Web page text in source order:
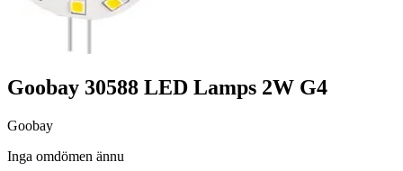
Goobay 30588 LED Lamps 2W G4
Goobay
Inga omdömen ännu